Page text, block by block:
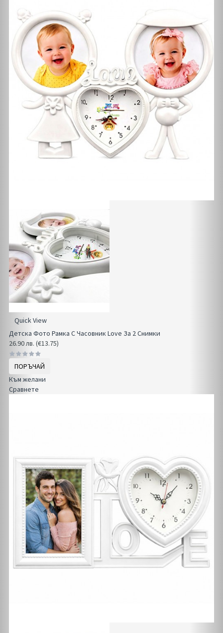
Quick View
Детска Фото Рамка С Часовник Love За 2 Снимки
26.90 лв. (€13.75)
ПОРЪЧАЙ
Към желани
Сравнете